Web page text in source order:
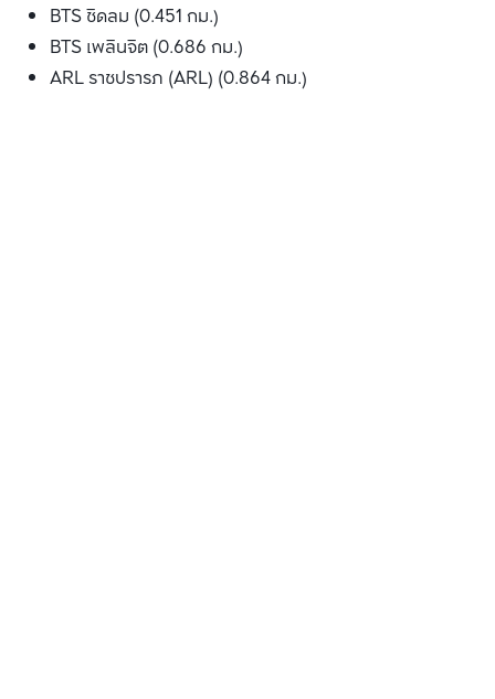
BTS ชิดลม (0.451 กม.)
BTS เพลินจิต (0.686 กม.)
ARL ราชปรารภ (ARL) (0.864 กม.)